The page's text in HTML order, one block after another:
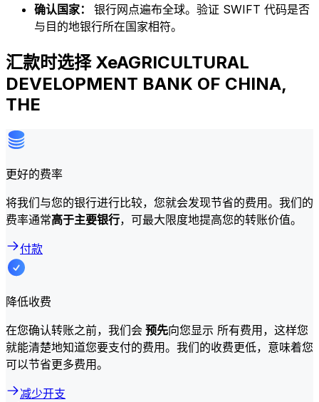
确认国家： 银行网点遍布全球。验证 SWIFT 代码是否
与目的地银行所在国家相符。
汇款时选择 XeAGRICULTURAL
DEVELOPMENT BANK OF CHINA,
THE
更好的费率
将我们与您的银行进行比较，您就会发现节省的费用。我们的
费率通常高于主要银行，可最大限度地提高您的转账价值。
付款
降低收费
在您确认转账之前，我们会 预先向您显示 所有费用，这样您
就能清楚地知道您要支付的费用。我们的收费更低，意味着您
可以节省更多费用。
减少开支